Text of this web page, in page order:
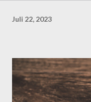
Juli 22, 2023